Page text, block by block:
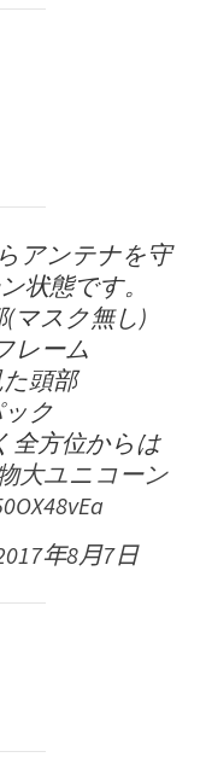
アンテナを守
状態です。
マスク無し)
レーム
頭部
ク
全方位からは
大ユニコーン
年8月7日